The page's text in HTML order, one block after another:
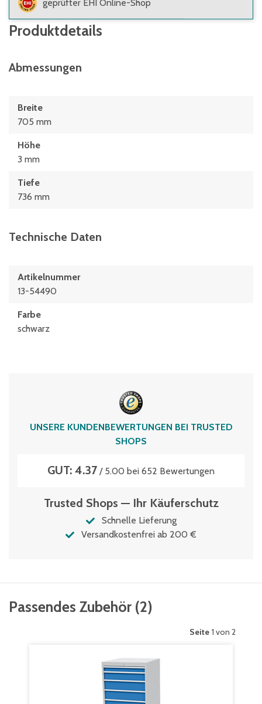
geprüfter EHI Online-Shop
Produktdetails
Abmessungen
Breite
705 mm
Höhe
3 mm
Tiefe
736 mm
Technische Daten
Artikelnummer
13-54490
Farbe
schwarz
UNSERE KUNDENBEWERTUNGEN BEI TRUSTED
SHOPS
GUT: 4.37 / 5.00 bei 652 Bewertungen
Trusted Shops — Ihr Käuferschutz
Schnelle Lieferung
Versandkostenfrei ab 200 €
Passendes Zubehör (2)
Seite 1 von 2